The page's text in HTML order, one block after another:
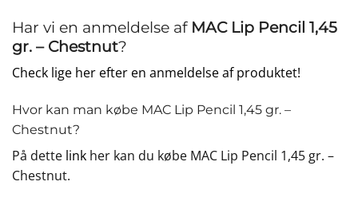
Har vi en anmeldelse af MAC Lip Pencil 1,45
gr. – Chestnut?
Check lige her efter en anmeldelse af produktet!
Hvor kan man købe MAC Lip Pencil 1,45 gr. –
Chestnut?
På dette link her kan du købe MAC Lip Pencil 1,45 gr. –
Chestnut.